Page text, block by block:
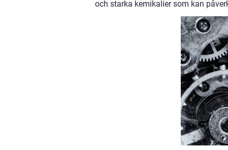
och starka kemikalier som kan